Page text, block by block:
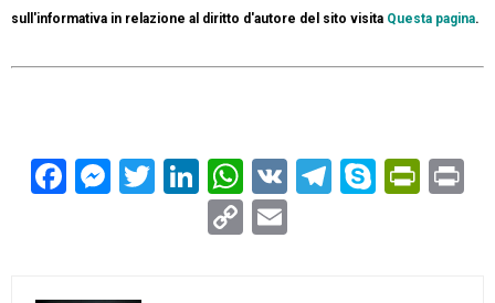
sull'informativa in relazione al diritto d'autore del sito visita Questa pagina.
Facebook
Messenger
TwitterLinkedIn
WhatsApp
VK Telegram
Skype
Copy